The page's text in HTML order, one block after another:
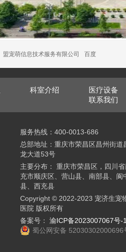
盟宠萌信息技术服务有限公司 百度
科室介绍 医疗设备
联系我们
服务热线：400-0013-686
总部地址：重庆市荣昌区昌州街道
龙大道53号
主要分布： 重庆市荣昌区，四川
充市顺庆区、营山县、南部县、阆
县、西充县
Copyright © 2022-2023 宠济生宠
医院 版权所有
备案号：
渝ICP备2023007067号-1
蜀公网安备 52030302000696